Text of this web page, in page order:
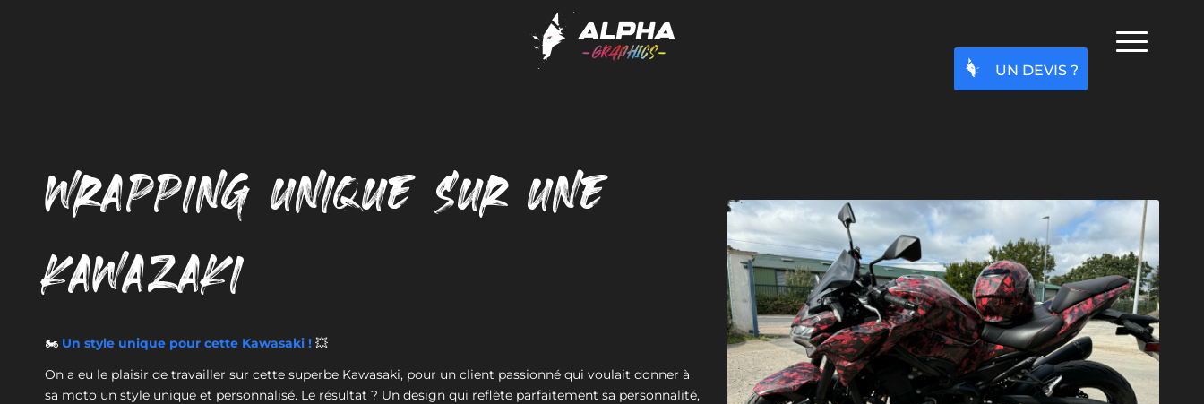
UN DEVIS ?
WRAPPING UNIQUE SUR UNE
KAWAZAKI
🏍️ Un style unique pour cette Kawasaki ! 💥
On a eu le plaisir de travailler sur cette superbe Kawasaki, pour un client passionné qui voulait donner à
sa moto un style unique et personnalisé. Le résultat ? Un design qui reflète parfaitement sa personnalité,